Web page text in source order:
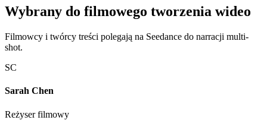
Wybrany do filmowego tworzenia wideo
Filmowcy i twórcy treści polegają na Seedance do narracji multi-
shot.
SC
Sarah Chen
Reżyser filmowy